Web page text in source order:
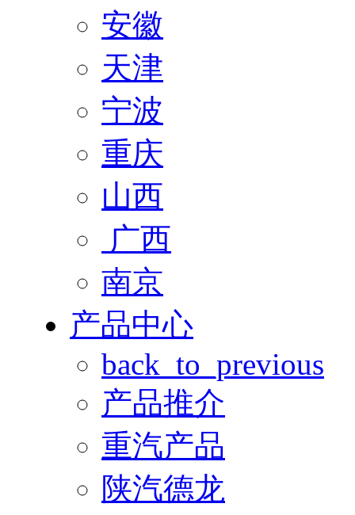
安徽
天津
宁波
重庆
山西
广西
南京
产品中心
back_to_previous
产品推介
重汽产品
陕汽德龙